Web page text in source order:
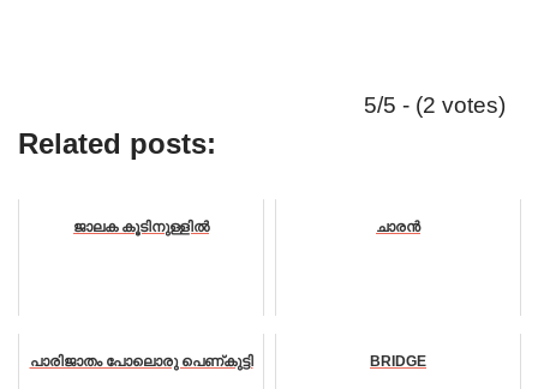
5/5 - (2 votes)
Related posts:
ജാലക കൂടിനുള്ളിൽ ചാരൻ
പാരിജാതം പോലൊരു പെണ്കുട്ടി BRIDGE